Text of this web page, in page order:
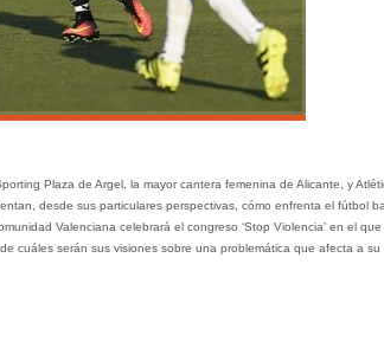
Plaza de Argel, la mayor cantera femenina de Alicante, y
desde sus particulares perspectivas, cómo enfrenta el fútbol
Valenciana celebrará el congreso ‘Stop Violencia’ en el que
cuáles serán sus visiones sobre una problemática que afecta a su